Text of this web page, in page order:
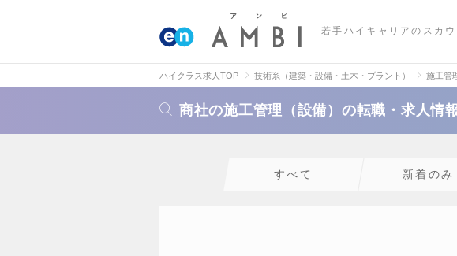
若手ハイキャリアのスカウ
ハイクラス求人TOP 技術系（建築・設備・土木・プラント） 施工管
商社の施工管理（設備）の転職・求人情
すべて 新着のみ